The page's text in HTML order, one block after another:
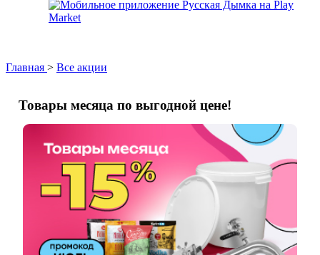
Главная > Все акции
Товары месяца по выгодной цене!